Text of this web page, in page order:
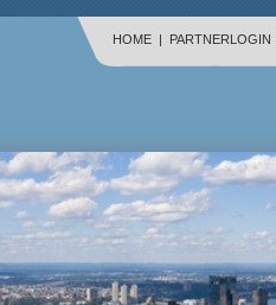
HOME | PARTNERLOGIN